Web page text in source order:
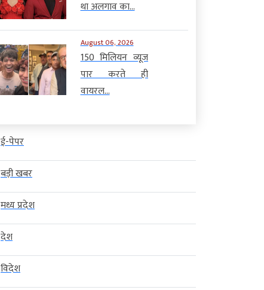
था अलगाव का...
August 06, 2026
150 मिलियन व्यूज
पार करते ही
वायरल...
ई-पेपर
बड़ी खबर
मध्य प्रदेश
देश
विदेश